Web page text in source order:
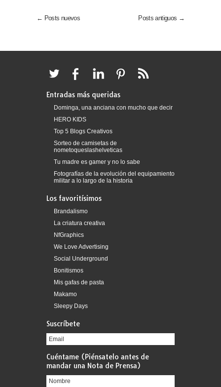
← Posts nuevos Posts antiguos →
Entradas más queridas
Dominga, una anciana con mucho que decir
HERO KIDS
Top 5 Blogs Creativos
Sorteo de camisetas de
nometoqueslashelveticas
Tu madre es gamer y no lo sabe
Fotografías de la evolución del equipamiento
militar a lo largo de la historia
Los favoritísimos
Brandalismo
La criatura creativa
NfGraphics
We Love Advertising
Social Underground
Bonitismos
Mis gafas de pasta
Makamo
Sleepy Days
Suscríbete
Cuéntame (Piénsatelo antes de
mandar una Nota de Prensa)